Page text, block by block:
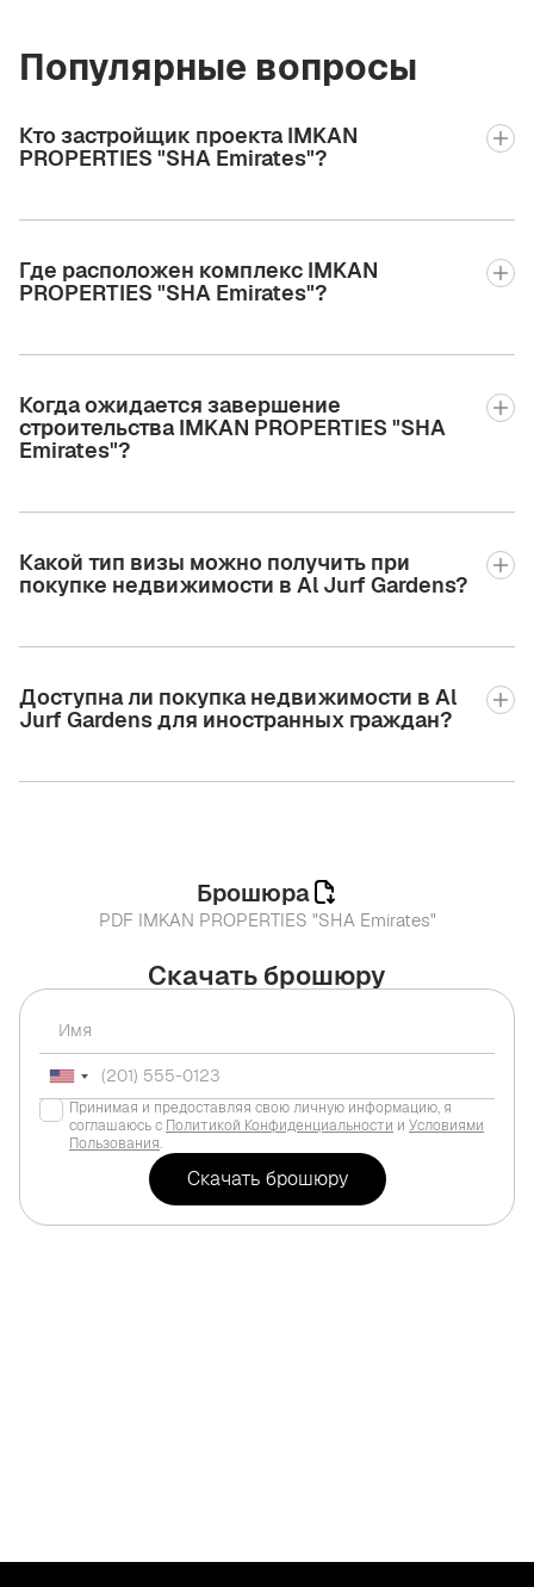
Популярные вопросы
Кто застройщик проекта IMKAN
PROPERTIES "SHA Emirates"?
Где расположен комплекс IMKAN
PROPERTIES "SHA Emirates"?
Когда ожидается завершение
строительства IMKAN PROPERTIES "SHA
Emirates"?
Какой тип визы можно получить при
покупке недвижимости в Al Jurf Gardens?
Доступна ли покупка недвижимости в Al
Jurf Gardens для иностранных граждан?
Скачать брошюру
Принимая и предоставляя свою личную информацию, я
соглашаюсь с Политикой Конфиденциальности и Условиями
Пользования.
Брошюра
PDF IMKAN PROPERTIES "SHA Emirates"